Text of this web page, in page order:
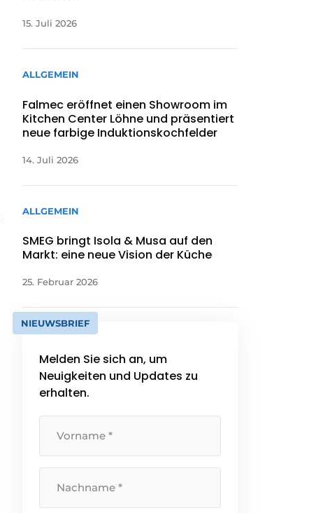
15. Juli 2026
ALLGEMEIN
Falmec eröffnet einen Showroom im
Kitchen Center Löhne und präsentiert
neue farbige Induktionskochfelder
14. Juli 2026
ALLGEMEIN
SMEG bringt Isola & Musa auf den
Markt: eine neue Vision der Küche
25. Februar 2026
NIEUWSBRIEF
Melden Sie sich an, um
Neuigkeiten und Updates zu
erhalten.